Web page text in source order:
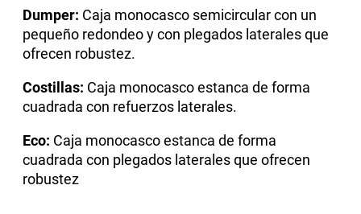
Dumper: Caja monocasco semicircular con un
pequeño redondeo y con plegados laterales que
ofrecen robustez.
Costillas: Caja monocasco estanca de forma
cuadrada con refuerzos laterales.
Eco: Caja monocasco estanca de forma
cuadrada con plegados laterales que ofrecen
robustez